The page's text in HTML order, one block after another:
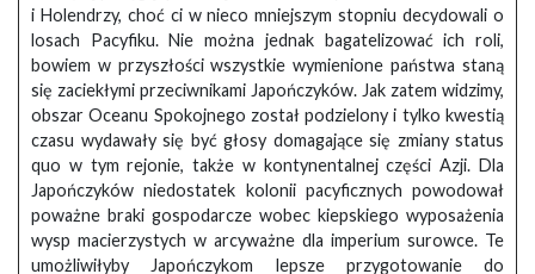
i Holendrzy, choć ci w nieco mniejszym stopniu decydowali o
losach Pacyfiku. Nie można jednak bagatelizować ich roli,
bowiem w przyszłości wszystkie wymienione państwa staną
się zaciekłymi przeciwnikami Japończyków. Jak zatem widzimy,
obszar Oceanu Spokojnego został podzielony i tylko kwestią
czasu wydawały się być głosy domagające się zmiany status
quo w tym rejonie, także w kontynentalnej części Azji. Dla
Japończyków niedostatek kolonii pacyficznych powodował
poważne braki gospodarcze wobec kiepskiego wyposażenia
wysp macierzystych w arcyważne dla imperium surowce. Te
umożliwiłyby Japończykom lepsze przygotowanie do